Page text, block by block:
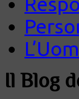
Il Blog